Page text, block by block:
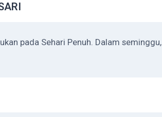
pada Sehari Penuh. Dalam seminggu,